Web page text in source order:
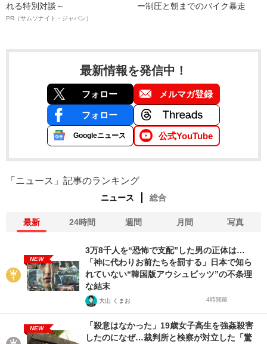
れる特別対談～
PR（サムソナイト・ジャパン）
ー制圧と朝までのバイク暴走
最新情報を発信中！
フォロー メルマガ登録
フォロー
Googleニュース 公式YouTube
「ニュース」記事のランキング
ニュース 総合
最新 24時間 週間 月間 写真
NEW
3万8千人を“恐怖で支配”した男の正体は…
「神に代わりお前たちを罰する」日本で知ら
れていない“韓国版アウシュビッツ”の不条理
な結末
大山 くまお 4時間前
NEW
「殺意はなかった」19歳女子高生を強姦殺害
したのになぜ…裁判所と検察が対立した「驚